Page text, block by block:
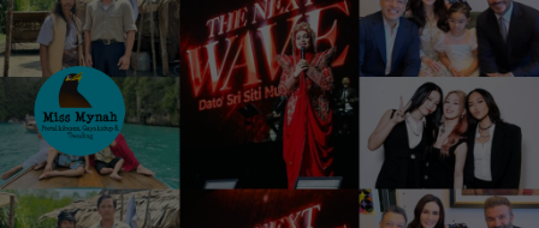
MissMynah
Portal Hiburan, Gaya Hidup
& Trending